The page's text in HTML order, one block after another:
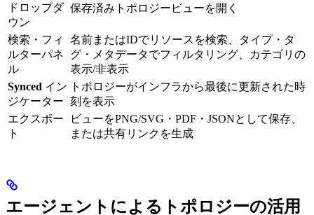
ドロップダ
ウン
保存済みトポロジービューを開く
検索・フィ
ルターパネ
ル
名前またはIDでリソースを検索、タイプ・タ
グ・メタデータでフィルタリング、カテゴリの
表示/非表示
Synced イン
ジケーター
トポロジーがインフラから最後に更新された時
刻を表示
エクスポー
ト
ビューをPNG/SVG・PDF・JSONとして保存、
または共有リンクを生成
エージェントによるトポロジーの活用